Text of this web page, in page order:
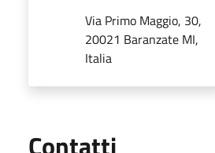
Via Primo Maggio, 30,
20021 Baranzate MI,
Italia